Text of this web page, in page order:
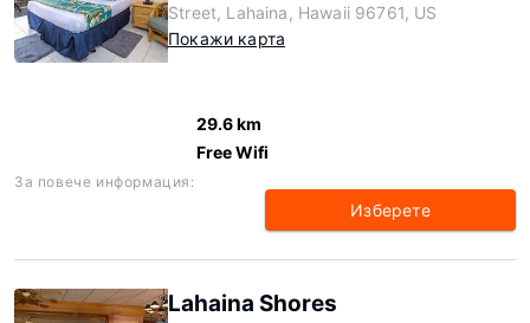
Street, Lahaina, Hawaii 96761, US
Покажи карта
29.6 km
Free Wifi
За повече информация:
Изберете
Lahaina Shores